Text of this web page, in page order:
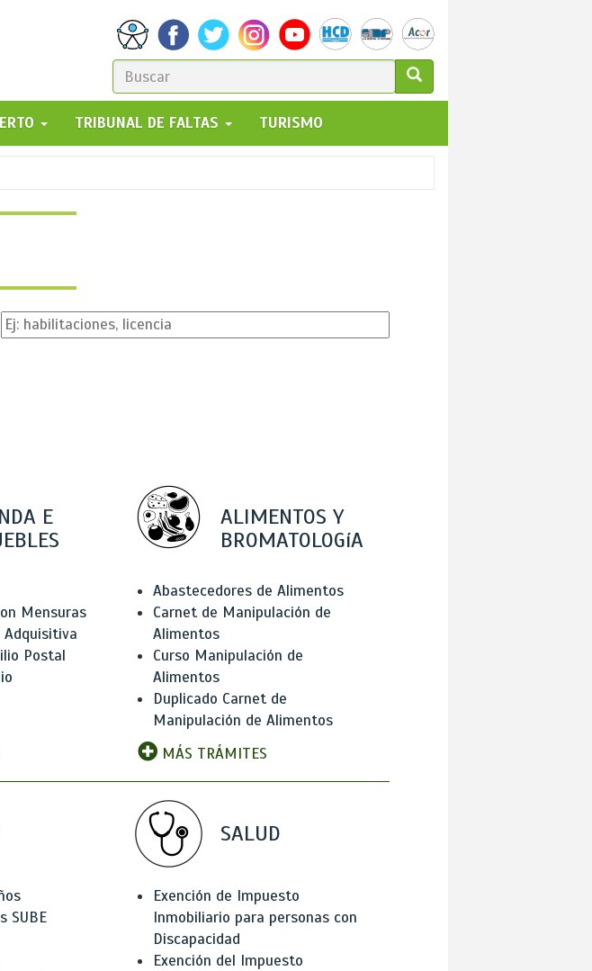
FORMULARIO
DE
BÚSQUEDA
GO!
TRIBUNAL DE FALTAS TURISMO
E
Mensuras
Adquisitiva
Postal
ALIMENTOS Y
BROMATOLOGíA
Abastecedores de Alimentos
Carnet de Manipulación de
Alimentos
Curso Manipulación de
Alimentos
Duplicado Carnet de
Manipulación de Alimentos
MÁS TRÁMITES
SUBE
SALUD
Exención de Impuesto
Inmobiliario para personas con
Discapacidad
Exención del Impuesto